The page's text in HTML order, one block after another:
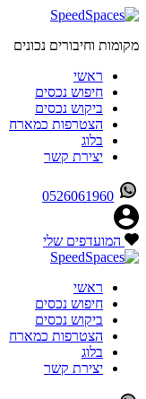
מקומות וחיבורים נכונים
ראשי
חיפוש נכסים
ביקוש נכסים
הצטרפות כמארח
בלוג
יצירת קשר
0526061960
המועדפים שלי
ראשי
חיפוש נכסים
ביקוש נכסים
הצטרפות כמארח
בלוג
יצירת קשר